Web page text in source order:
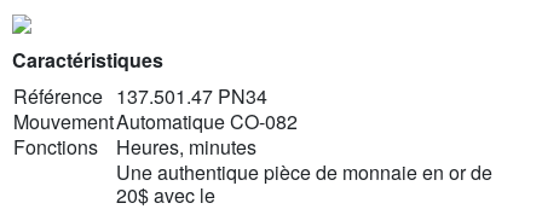
Caractéristiques
Référence 137.501.47 PN34
MouvementAutomatique CO-082
Fonctions
Heures, minutes
Une authentique pièce de monnaie en or de
20$ avec le